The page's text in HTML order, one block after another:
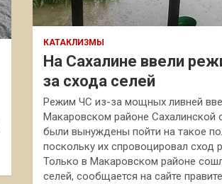
КАТАКЛИЗМЫ
На Сахалине ввели
за схода селей
Режим ЧС из-за мощных ливней
Макаровском районе Сахалинской
были вынуждены пойти на такое
поскольку их спровоцировал сход
Только в Макаровском районе
селей, сообщается на сайте